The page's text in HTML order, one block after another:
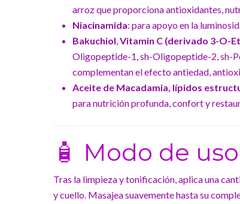
arroz que proporciona antioxidantes,
Niacinamida: para apoyo en la
Bakuchiol,Vitamin C (derivado 3-O-
Oligopeptide-1, sh-Oligopeptide-2, sh-
complementan el efecto antiedad,
Aceite de Macadamia, lípidos
para nutrición profunda, confort y
🧴 Modo de uso
Tras la limpieza y tonificación, aplica una
y cuello. Masajea suavemente hasta su